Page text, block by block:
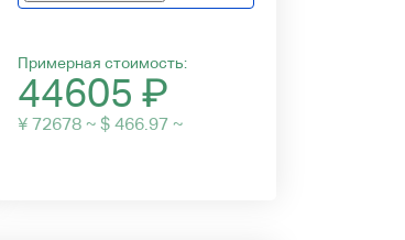
Примерная стоимость:
44605 ₽
¥ 72678 ~ $ 466.97 ~